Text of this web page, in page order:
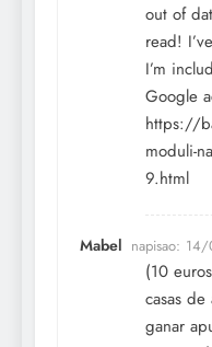
out of
read!
I’m
Google
https://
moduli-
9.html
Mabel napisao: 14/
(10
casas
ganar